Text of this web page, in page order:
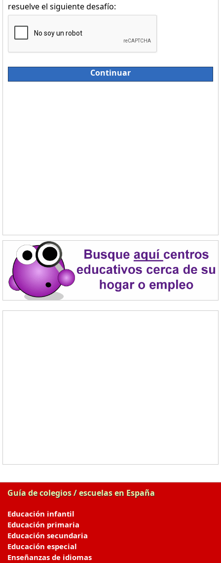
resuelve el siguiente desafío:
Continuar
Guía de colegios / escuelas en España
Educación infantil
Educación primaria
Educación secundaria
Educación especial
Enseñanzas de idiomas